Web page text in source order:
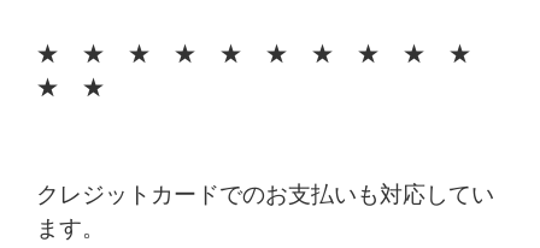
★ ★ ★ ★ ★ ★ ★ ★ ★ ★
★ ★
クレジットカードでのお支払いも対応してい
ます。